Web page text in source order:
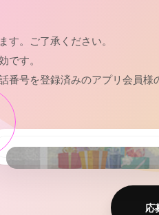
す。ご了承ください。
です。
番号を登録済みのアプリ会員様
応